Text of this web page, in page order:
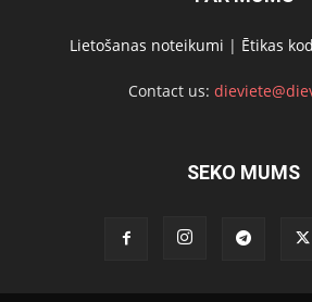
Lietošanas noteikumi | Ētikas
Contact us:
SEKO MUMS